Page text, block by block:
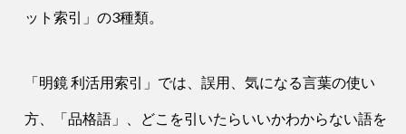
ット索引」の3種類。
「明鏡 利活用索引」では、誤用、気になる言葉の使い
方、「品格語」、どこを引いたらいいかわからない語を